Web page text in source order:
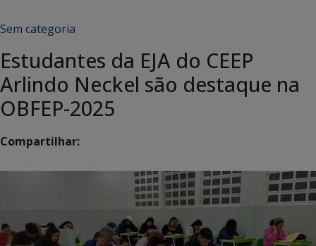
Sem categoria
Estudantes da EJA do CEEP
Arlindo Neckel são destaque na
OBFEP-2025
Compartilhar: